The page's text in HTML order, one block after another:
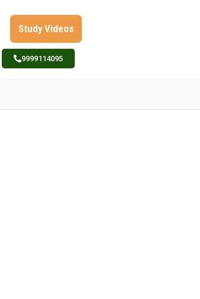
Study Videos
9999114095